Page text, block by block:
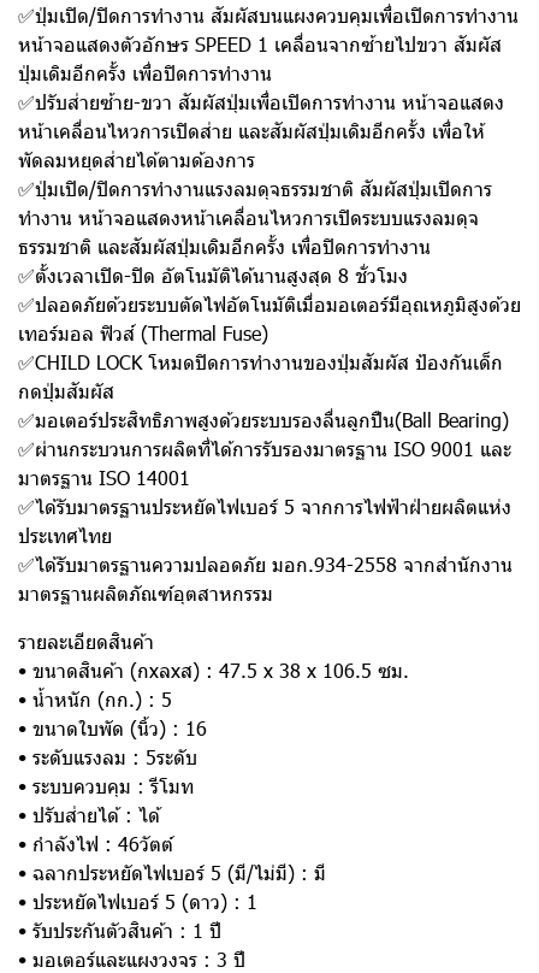
✅ปุ่มเปิด/ปิดการทำงาน สัมผัสบนแผงควบคุมเพื่อเปิดการทำงาน
หน้าจอแสดงตัวอักษร SPEED 1 เคลื่อนจากซ้ายไปขวา สัมผัส
ปุ่มเดิมอีกครั้ง เพื่อปิดการทำงาน
✅ปรับส่ายซ้าย-ขวา สัมผัสปุ่มเพื่อเปิดการทำงาน หน้าจอแสดง
หน้าเคลื่อนไหวการเปิดส่าย และสัมผัสปุ่มเดิมอีกครั้ง เพื่อให้
พัดลมหยุดส่ายได้ตามด้องการ
✅ปุ่มเปิด/ปิดการทำงานแรงลมดุจธรรมชาติ สัมผัสปุ่มเปิดการ
ทำงาน หน้าจอแสดงหน้าเคลื่อนไหวการเปิดระบบแรงลมดุจ
ธรรมชาติ และสัมผัสปุ่มเดิมอีกครั้ง เพื่อปิดการทำงาน
✅ตั้งเวลาเปิด-ปิด อัตโนมัติได้นานสูงสุด 8 ชั่วโมง
✅ปลอดภัยด้วยระบบตัดไฟอัตโนมัติเมื่อมอเตอร์มีอุณหภูมิสูงด้วย
เทอร์มอล ฟิวส์ (Thermal Fuse)
✅CHILD LOCK โหมดปิดการทำงานของปุ่มสัมผัส ป้องกันเด็ก
กดปุ่มสัมผัส
✅มอเตอร์ประสิทธิภาพสูงด้วยระบบรองลื่นลูกปืน(Ball Bearing)
✅ผ่านกระบวนการผลิตที่ได้การรับรองมาตรฐาน ISO 9001 และ
มาตรฐาน ISO 14001
✅ได้รับมาตรฐานประหยัดไฟเบอร์ 5 จากการไฟฟ้าฝ่ายผลิตแห่ง
ประเทศไทย
✅ได้รับมาตรฐานความปลอดภัย มอก.934-2558 จากสำนักงาน
มาตรฐานผลิตภัณฑ์อุตสาหกรรม
รายละเอียดสินค้า
• ขนาดสินค้า (กxลxส) : 47.5 x 38 x 106.5 ซม.
• น้ำหนัก (กก.) : 5
• ขนาดใบพัด (นิ้ว) : 16
• ระดับแรงลม : 5ระดับ
• ระบบควบคุม : รีโมท
• ปรับส่ายได้ : ได้
• กำลังไฟ : 46วัตต์
• ฉลากประหยัดไฟเบอร์ 5 (มี/ไม่มี) : มี
• ประหยัดไฟเบอร์ 5 (ดาว) : 1
• รับประกันตัวสินค้า : 1 ปี
• มอเตอร์และแผงวงจร : 3 ปี